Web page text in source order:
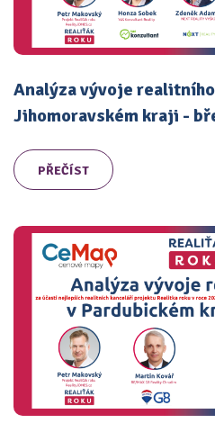
Analýza vývoje
Jihomoravském kraji -
PŘEČÍST